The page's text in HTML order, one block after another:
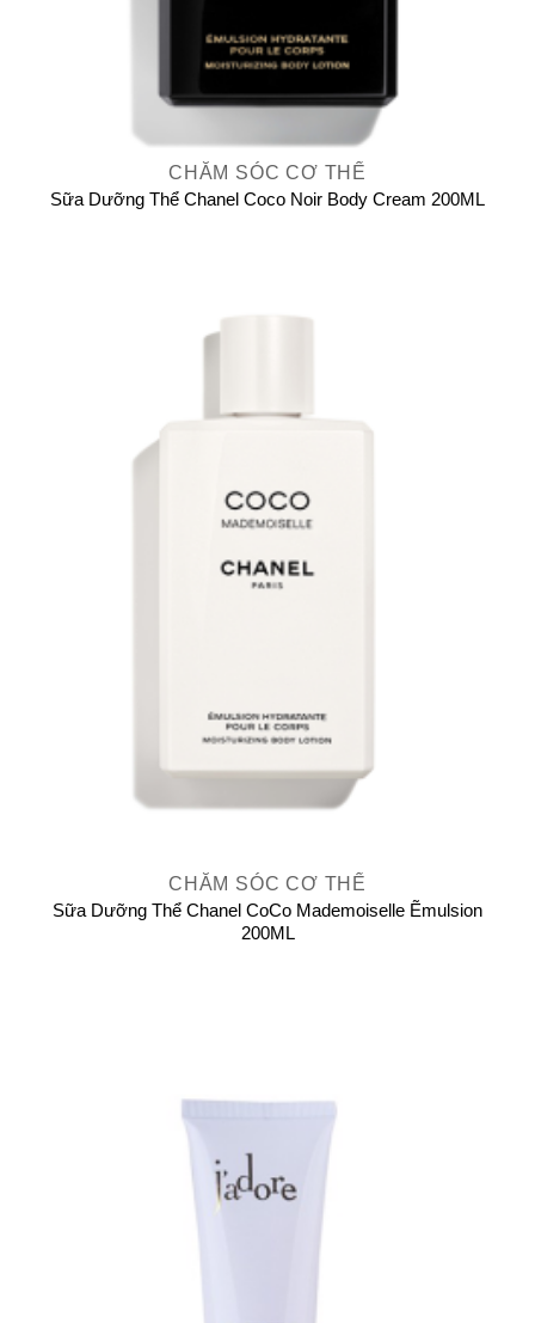
CHĂM SÓC CƠ THỂ
Sữa Dưỡng Thể Chanel Coco Noir Body Cream 200ML
CHĂM SÓC CƠ THỂ
Sữa Dưỡng Thể Chanel CoCo Mademoiselle Ẽmulsion
200ML